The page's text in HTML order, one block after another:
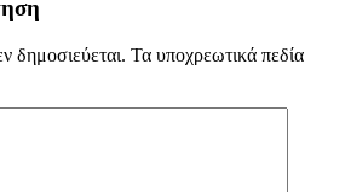
δημοσιεύεται. Τα υποχρεωτικά πεδία